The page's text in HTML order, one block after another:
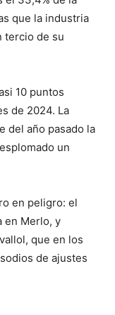
que la industria
tercio de su
10 puntos
de 2024. La
del año pasado la
un
en peligro: el
en Merlo, y
que en los
de ajustes